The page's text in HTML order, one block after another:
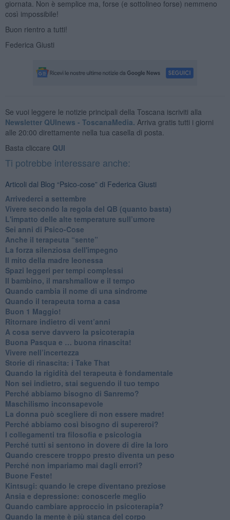
giornata. Non è semplice ma, forse (e sottolineo forse) nemmeno
così impossibile!
Buon rientro a tutti!
Federica Giusti
Se vuoi leggere le notizie principali della Toscana iscriviti alla
Newsletter QUInews - ToscanaMedia. Arriva gratis tutti i giorni
alle 20:00 direttamente nella tua casella di posta.
Basta cliccare QUI
Ti potrebbe interessare anche:
Articoli dal Blog “Psico-cose” di Federica Giusti
​Arrivederci a settembre
​Vivere secondo la regola del QB (quanto basta)
​L'impatto delle alte temperature sull’umore
Sei anni di Psico-Cose
​Anche il terapeuta “sente”
​La forza silenziosa dell'impegno
​Il mito della madre leonessa
Spazi leggeri per tempi complessi
Il bambino, il marshmallow e il tempo
​Quando cambia il nome di una sindrome
​Quando il terapeuta torna a casa
​Buon 1 Maggio!
Ritornare indietro di vent’anni
​A cosa serve davvero la psicoterapia
​Buona Pasqua e … buona rinascita!
​Vivere nell’incertezza
​Storie di rinascita: i Take That
​Quando la rigidità del terapeuta è fondamentale
​Non sei indietro, stai seguendo il tuo tempo
​Perché abbiamo bisogno di Sanremo?
​Maschilismo inconsapevole
​La donna può scegliere di non essere madre!
​Perché abbiamo così bisogno di supereroi?
​I collegamenti tra filosofia e psicologia
​Perché tutti si sentono in dovere di dire la loro
​Quando crescere troppo presto diventa un peso
​Perché non impariamo mai dagli errori?
​Buone Feste!
​Kintsugi: quando le crepe diventano preziose
Ansia e depressione: conoscerle meglio
Quando cambiare approccio in psicoterapia?
​Quando la mente è più stanca del corpo